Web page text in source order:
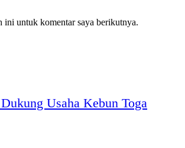
ini untuk komentar saya berikutnya.
Usaha Kebun Toga